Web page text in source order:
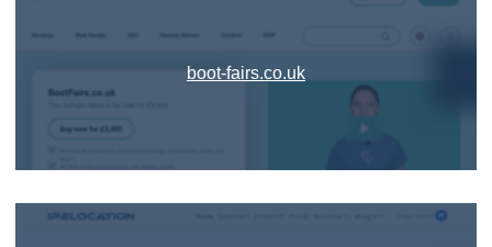
boot-fairs.co.uk